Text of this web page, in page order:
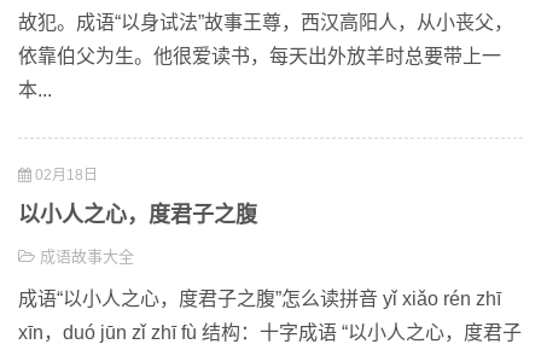
故犯。成语“以身试法”故事王尊，西汉高阳人，从小丧父，
依靠伯父为生。他很爱读书，每天出外放羊时总要带上一
本...
02月18日
以小人之心，度君子之腹
成语故事大全
成语“以小人之心，度君子之腹”怎么读拼音 yǐ xiǎo rén zhī
xīn，duó jūn zǐ zhī fù 结构：十字成语 “以小人之心，度君子